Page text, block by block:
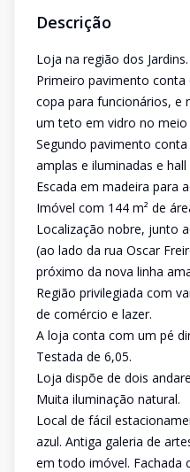
Descrição
Loja na região dos Jardins.
Primeiro pavimento
copa para funcionários, e
um teto em vidro no meio
Segundo pavimento
amplas e iluminadas e
Escada em madeira para
Imóvel com 144 m² de
Localização nobre, junto
(ao lado da rua Oscar
próximo da nova linha
Região privilegiada com
de comércio e lazer.
A loja conta com um pé
Testada de 6,05.
Loja dispõe de dois
Muita iluminação natural.
Local de fácil
azul. Antiga galeria de
em todo imóvel. Fachada